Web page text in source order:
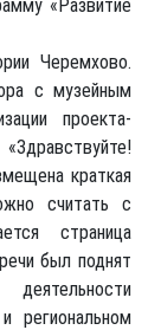
«Развитие
Черемхово.
с музейным
проекта-
краткая
считать с
страница
был поднят
региональном